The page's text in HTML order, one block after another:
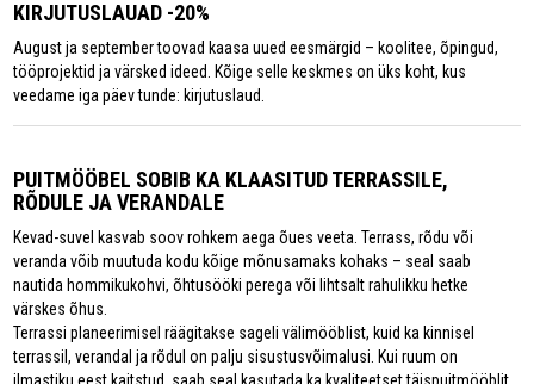
KIRJUTUSLAUAD -20%
August ja september toovad kaasa uued eesmärgid – koolitee, õpingud,
tööprojektid ja värsked ideed. Kõige selle keskmes on üks koht, kus
veedame iga päev tunde: kirjutuslaud.
PUITMÖÖBEL SOBIB KA KLAASITUD TERRASSILE,
RÕDULE JA VERANDALE
Kevad-suvel kasvab soov rohkem aega õues veeta. Terrass, rõdu või
veranda võib muutuda kodu kõige mõnusamaks kohaks – seal saab
nautida hommikukohvi, õhtusööki perega või lihtsalt rahulikku hetke
värskes õhus.
Terrassi planeerimisel räägitakse sageli välimööblist, kuid ka kinnisel
terrassil, verandal ja rõdul on palju sisustusvõimalusi. Kui ruum on
ilmastiku eest kaitstud, saab seal kasutada ka kvaliteetset täispuitmööblit